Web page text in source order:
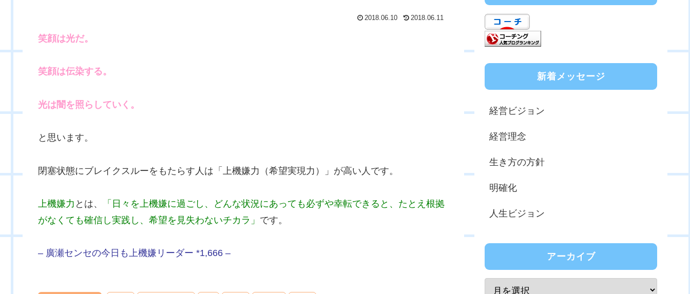
2018.06.10 2018.06.11
笑顔は光だ。
笑顔は伝染する。
光は闇を照らしていく。
と思います。
閉塞状態にブレイクスルーをもたらす人は「上機嫌力（希望実現力）」が高い人です。
上機嫌力 とは、
「日々を上機嫌に過ごし、どんな状況にあっても必ずや幸転できると、たとえ根拠
がなくても確信し実践し、希望を見失わないチカラ」 です。
– 廣瀬センセの今日も上機嫌リーダー *1,666 –
新着メッセージ
経営ビジョン
経営理念
生き方の方針
明確化
人生ビジョン
アーカイブ